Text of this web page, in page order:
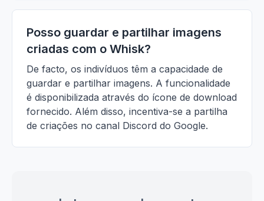
Posso guardar e partilhar imagens
criadas com o Whisk?
De facto, os indivíduos têm a capacidade de
guardar e partilhar imagens. A funcionalidade
é disponibilizada através do ícone de download
fornecido. Além disso, incentiva-se a partilha
de criações no canal Discord do Google.